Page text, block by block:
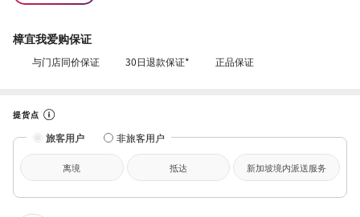
樟宜我爱购保证
与门店同价保证 30日退款保证* 正品保证
提货点
旅客用户 非旅客用户
离境 抵达 新加坡境内派送服务